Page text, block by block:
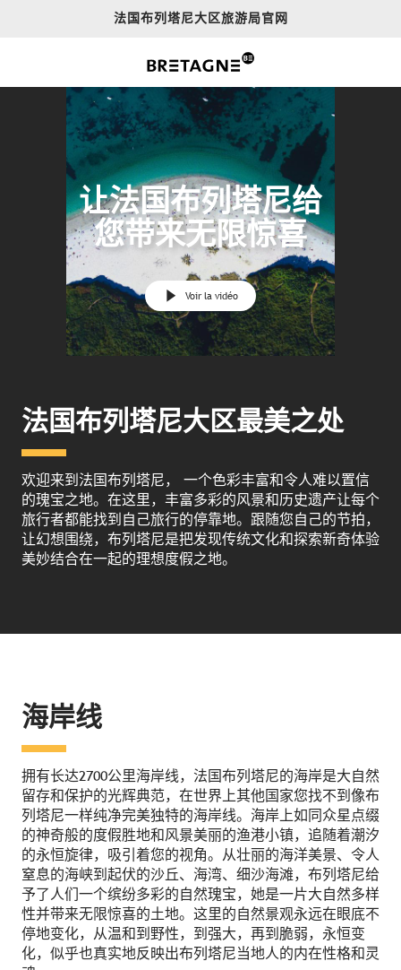
法国布列塔尼大区旅游局官网
让法国布列塔尼给
您带来无限惊喜
Voir la vidéo
法国布列塔尼大区最美之处
欢迎来到法国布列塔尼， 一个色彩丰富和令人难以置信
的瑰宝之地。在这里，丰富多彩的风景和历史遗产让每个
旅行者都能找到自己旅行的停靠地。跟随您自己的节拍，
让幻想围绕，布列塔尼是把发现传统文化和探索新奇体验
美妙结合在一起的理想度假之地。
海岸线
拥有长达2700公里海岸线，法国布列塔尼的海岸是大自然
留存和保护的光辉典范，在世界上其他国家您找不到像布
列塔尼一样纯净完美独特的海岸线。海岸上如同众星点缀
的神奇般的度假胜地和风景美丽的渔港小镇，追随着潮汐
的永恒旋律，吸引着您的视角。从壮丽的海洋美景、令人
窒息的海峡到起伏的沙丘、海湾、细沙海滩，布列塔尼给
予了人们一个缤纷多彩的自然瑰宝，她是一片大自然多样
性并带来无限惊喜的土地。这里的自然景观永远在眼底不
停地变化，从温和到野性，到强大，再到脆弱，永恒变
化，似乎也真实地反映出布列塔尼当地人的内在性格和灵